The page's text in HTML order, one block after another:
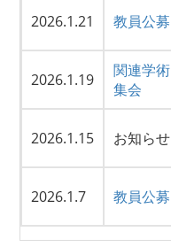
2026.1.21 教員公募
2026.1.19
関連学術
集会
2026.1.15 お知らせ
2026.1.7 教員公募